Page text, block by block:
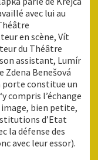
avec lui au
en scène, Vít
du Théâtre
assistant, Lumír
Zdena Benešová
porte constitue un
compris l’échange
image, bien petite,
d’Etat
la défense des
avec leur essor).